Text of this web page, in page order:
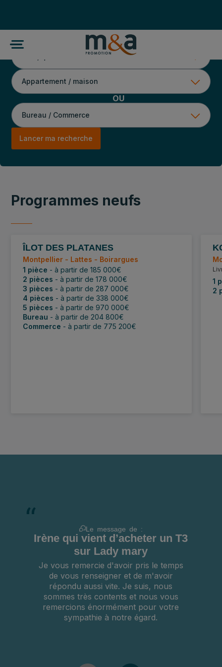
OU
Lancer ma recherche
Programmes neufs
Lancement
ÎLOT DES PLATANES
Montpellier - Lattes - Boirargues
1 pièce - à partir de 185 000€
2 pièces - à partir de 178 000€
3 pièces - à partir de 287 000€
4 pièces - à partir de 338 000€
5 pièces - à partir de 970 000€
Bureau - à partir de 204 800€
Commerce - à partir de 775 200€
1
2
Le message de :
Irène qui vient d’acheter un T3
sur Lady mary
Je vous remercie d'avoir pris le temps
de vous renseigner et de m'avoir
répondu aussi vite. Je suis, nous
sommes très contents et nous vous
remercions énormément pour votre
sympathie à notre égard.